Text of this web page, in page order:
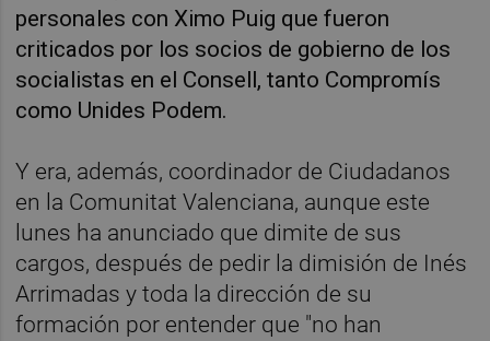
personales con Ximo Puig que fueron
criticados por los socios de gobierno de los
socialistas en el Consell, tanto Compromís
como Unides Podem.
Y era, además, coordinador de Ciudadanos
en la Comunitat Valenciana, aunque este
lunes ha anunciado que dimite de sus
cargos, después de pedir la dimisión de Inés
Arrimadas y toda la dirección de su
formación por entender que "no han